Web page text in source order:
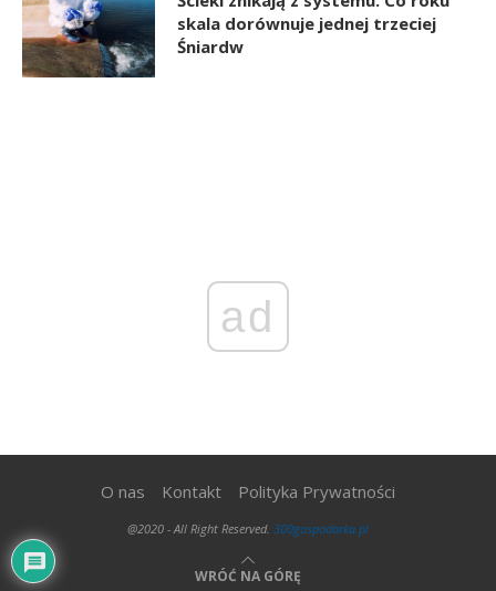
skala dorównuje jednej trzeciej
Śniardw
ad
O nas Kontakt Polityka Prywatności
@2020 - All Right Reserved. 300gospodarka.pl
WRÓĆ NA GÓRĘ